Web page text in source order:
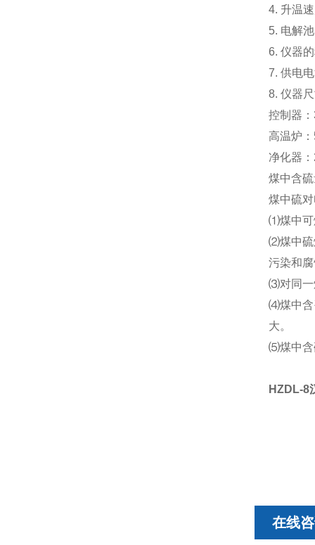
4. 升温
5. 电解
6. 仪器
7. 供电
8. 仪器
控制器
高温炉
净化器
煤中含
煤中硫
⑴煤中可
⑵煤中硫
污染和
⑶对同一
⑷煤中含
大。
⑸煤中含
HZDL-8
在线